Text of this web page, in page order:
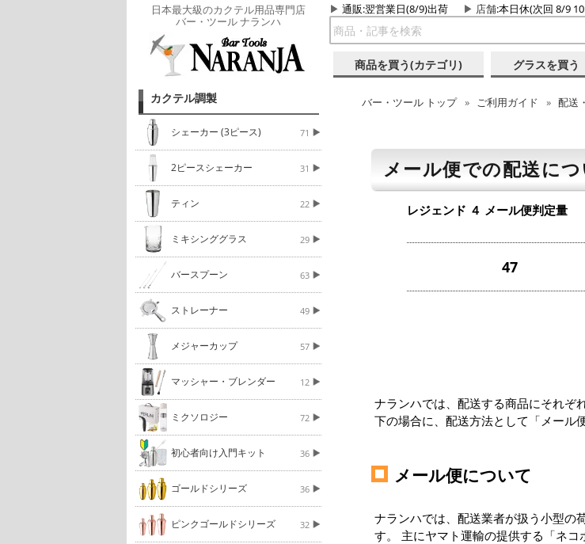
日本最大級のカクテル用品専門店
バー・ツール ナランハ
通販:翌営業日(8/9)出荷 店舗:本日休(次回 8/9
商品を買う(カテゴリ) グラスを買う
カクテル調製
シェーカー (3ピース) 71
2ピースシェーカー 31
ティン 22
ミキシンググラス 29
バースプーン 63
ストレーナー 49
メジャーカップ 57
マッシャー・ブレンダー 12
ミクソロジー 72
初心者向け入門キット 36
ゴールドシリーズ 36
ピンクゴールドシリーズ 32
バー・ツールトップ ご利用ガイド 配送
メール便での配送に
レジェンド ４ メール便判定量
47
ナランハでは、配送する商品にそれぞ
下の場合に、配送方法として「メール
メール便について
ナランハでは、配送業者が扱う小型の
す。 主にヤマト運輸の提供する「ネコ